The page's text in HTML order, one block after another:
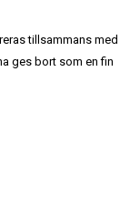
tillsammans med
ges bort som en fin